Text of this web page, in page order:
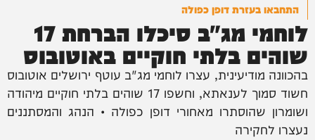
התחבאו בעזרת דופן כפולה
לוחמי מג"ב סיכלו הברחת 17
שוהים בלתי חוקיים באוטובוס
בהכוונה מודיעינית, עצרו לוחמי מג"ב עוטף ירושלים אוטובוס
חשוד סמוך לענאתא, וחשפו 17 שוהים בלתי חוקיים מיהודה
ושומרון שהוסתרו מאחורי דופן כפולה • הנהג והמסתננים
נעצרו לחקירה